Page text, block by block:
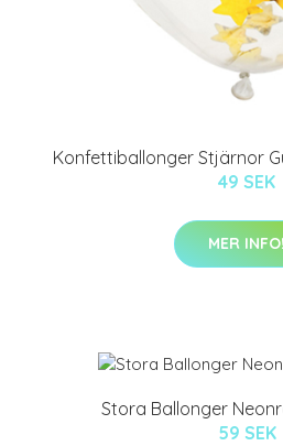
Konfettiballonger Stjärnor
49 SEK
MER INFO!
Stora Ballonger
59 SEK